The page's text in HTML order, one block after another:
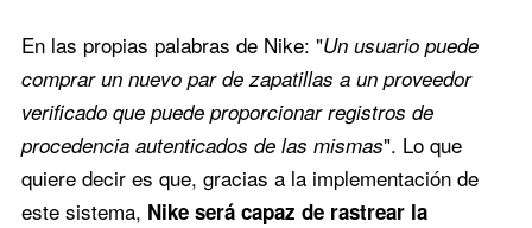
En las propias palabras de Nike: "Un usuario puede
comprar un nuevo par de zapatillas a un proveedor
verificado que puede proporcionar registros de
procedencia autenticados de las mismas". Lo que
quiere decir es que, gracias a la implementación de
este sistema, Nike será capaz de rastrear la